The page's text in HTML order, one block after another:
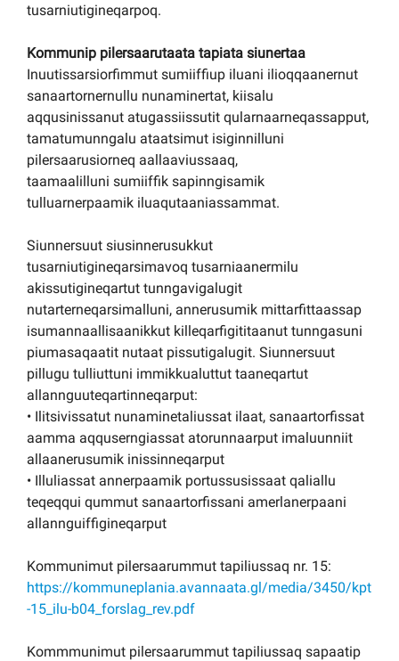
tusarniutigineqarpoq.
Kommunip pilersaarutaata tapiata siunertaa
Inuutissarsiorfimmut sumiiffiup iluani ilioqqaanernut
sanaartornernullu nunaminertat, kiisalu
aqqusinissanut atugassiissutit qularnaarneqassapput,
tamatumunngalu ataatsimut isiginnilluni
pilersaarusiorneq aallaaviussaaq,
taamaalilluni sumiiffik sapinngisamik
tulluarnerpaamik iluaqutaaniassammat.
Siunnersuut siusinnerusukkut
tusarniutigineqarsimavoq tusarniaanermilu
akissutigineqartut tunngavigalugit
nutarterneqarsimalluni, annerusumik mittarfittaassap
isumannaallisaanikkut killeqarfigititaanut tunngasuni
piumasaqaatit nutaat pissutigalugit. Siunnersuut
pillugu tulliuttuni immikkualuttut taaneqartut
allannguuteqartinneqarput:
• Ilitsivissatut nunaminetaliussat ilaat, sanaartorfissat
aamma aqquserngiassat atorunnaarput imaluunniit
allaanerusumik inissinneqarput
• Illuliassat annerpaamik portussusissaat qaliallu
teqeqqui qummut sanaartorfissani amerlanerpaani
allannguiffigineqarput
Kommunimut pilersaarummut tapiliussaq nr. 15:
https://kommuneplania.avannaata.gl/media/3450/kpt
-15_ilu-b04_forslag_rev.pdf
Kommmunimut pilersaarummut tapiliussaq sapaatip